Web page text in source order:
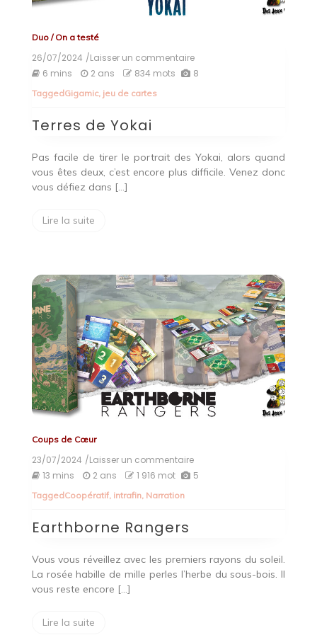
Duo/On a testé
26/07/2024 /Laisser un commentaireon
Terres
6 mins 2 ans 834 mots 8
TaggedGigamic, jeu de cartes
Terres de Yokai
Pas facile de tirer le portrait des Yokai, alors quand
vous êtes deux, c’est encore plus difficile. Venez donc
vous défiez dans […]
Lire la suite
Coups de Cœur
23/07/2024 /Laisser un commentaireon
Earthborne
13 mins 2 ans 1 916 mot 5
TaggedCoopératif, intrafin, Narration
Earthborne Rangers
Vous vous réveillez avec les premiers rayons du soleil.
La rosée habille de mille perles l’herbe du sous-bois. Il
vous reste encore […]
Lire la suite